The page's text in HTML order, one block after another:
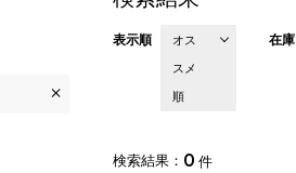
表示順
オス
スメ
順
在庫
検索結果 0 件